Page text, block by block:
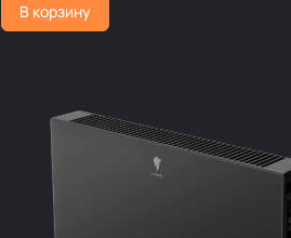
В корзину